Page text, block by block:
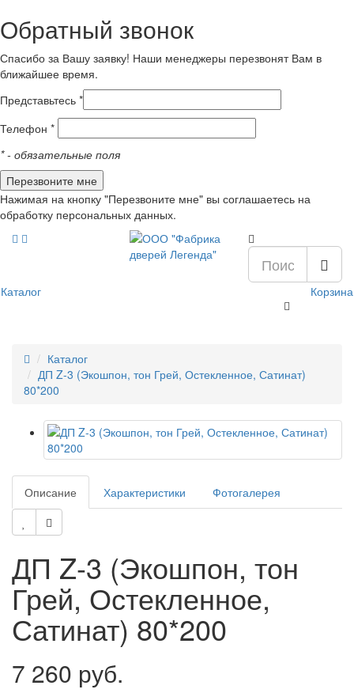
Обратный звонок
Спасибо за Вашу заявку! Наши менеджеры перезвонят Вам в
ближайшее время.
Представьтесь *
Телефон *
*- обязательные поля
Нажимая на кнопку "Перезвоните мне" вы соглашаетесь на
обработку персональных данных.
Каталог Корзина
Каталог
ДП Z-3 (Экошпон, тон Грей, Остекленное, Сатинат)
80*200
Описание Характеристики Фотогалерея
ДП Z-3 (Экошпон, тон
Грей, Остекленное,
Сатинат) 80*200
7 260 руб.